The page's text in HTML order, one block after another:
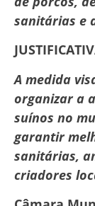
sanitárias e
A medida
organizar a
suínos no
garantir
sanitárias,
criadores